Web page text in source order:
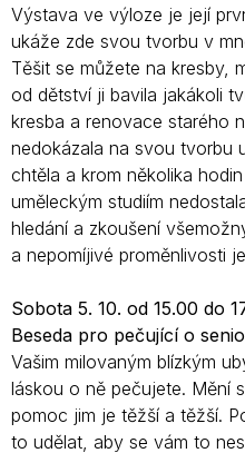
Výstava ve výloze je její
ukáže zde svou tvorbu v
Těšit se můžete na kresby,
od dětství ji bavila jakákoli
kresba a renovace starého
nedokázala na svou tvorbu
chtěla a krom několika
uměleckým studiím
hledání a zkoušení
a nepomíjivé proměnlivosti
Sobota 5. 10. od 15.00 do
Beseda pro pečující o
Vašim milovaným blízkým
láskou o ně pečujete. Mění
pomoc jim je těžší a těžší.
to udělat, aby se vám to